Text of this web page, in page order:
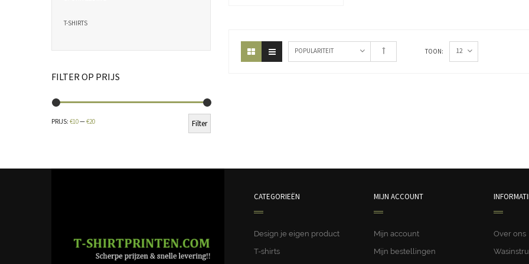
T-SHIRTS
FILTER OP PRIJS
Filter
PRIJS: €10—€20
POPULARITEIT TOON: 12
CATEGORIEËN
Design je eigen product
T-shirts
MIJN ACCOUNT
Mijn account
Mijn bestellingen
Over ons